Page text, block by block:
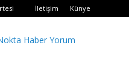
İletişim Künye